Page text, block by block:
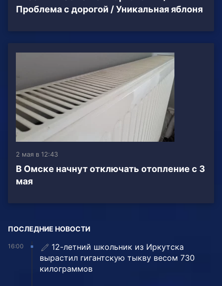
Проблема с дорогой / Уникальная яблоня
2 мая в 12:43
В Омске начнут отключать отопление с 3
мая
ПОСЛЕДНИЕ НОВОСТИ
16:00
12-летний школьник из Иркутска
вырастил гигантскую тыкву весом 730
килограммов